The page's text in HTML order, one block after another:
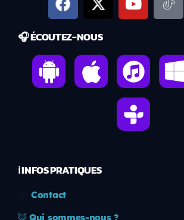
🎧 ÉCOUTEZ-NOUS
ℹ️ INFOS PRATIQUES
Contact
🦊 Qui sommes-nous ?